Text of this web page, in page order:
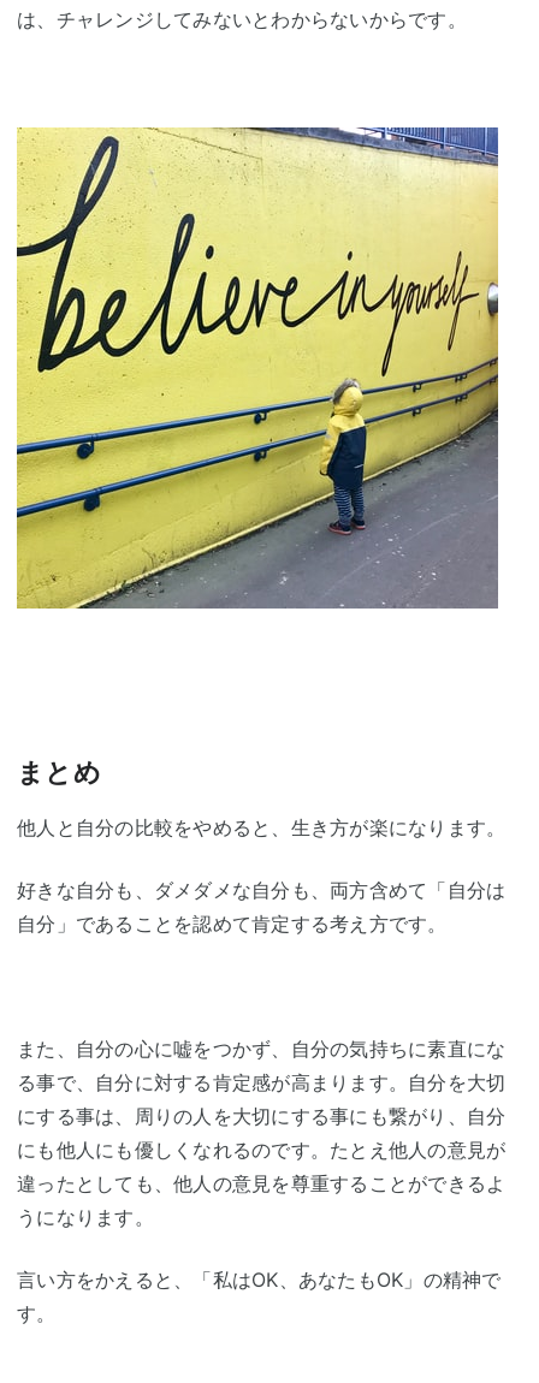
は、チャレンジしてみないとわからないからです。
まとめ
他人と自分の比較をやめると、生き方が楽になります。
好きな自分も、ダメダメな自分も、両方含めて「自分は
自分」であることを認めて肯定する考え方です。
また、自分の心に嘘をつかず、自分の気持ちに素直にな
る事で、自分に対する肯定感が高まります。自分を大切
にする事は、周りの人を大切にする事にも繋がり、自分
にも他人にも優しくなれるのです。たとえ他人の意見が
違ったとしても、他人の意見を尊重することができるよ
うになります。
言い方をかえると、「私はOK、あなたもOK」の精神で
す。